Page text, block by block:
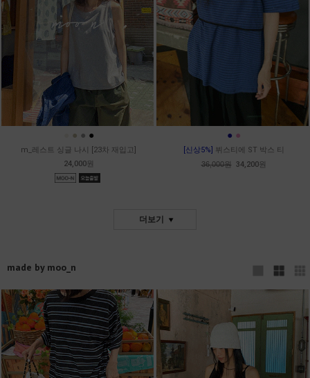
● ● ●
m_레스트 싱글 나시 [23차 재입고]
24,000원
● ●
[신상5%] 뷔스티에 ST 박스 티
36,000원 34,200원
더보기
made by moo_n